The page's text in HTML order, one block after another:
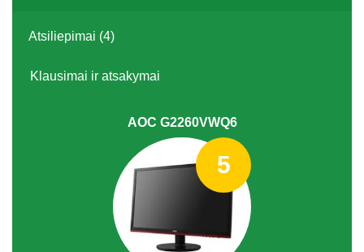
Atsiliepimai (4)
Klausimai ir atsakymai
AOC G2260VWQ6
5